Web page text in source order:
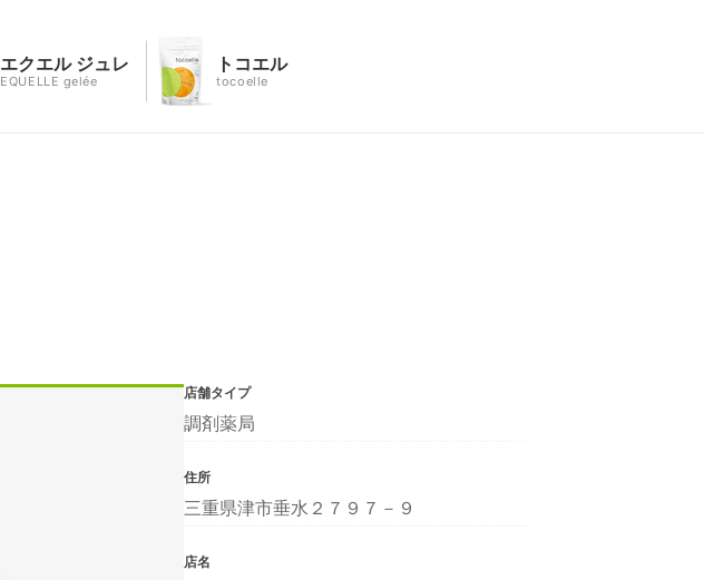
エクエル ジュレ
EQUELLE gelée
トコエル
tocoelle
店舗タイプ
調剤薬局
住所
三重県津市垂水２７９７－９
店名